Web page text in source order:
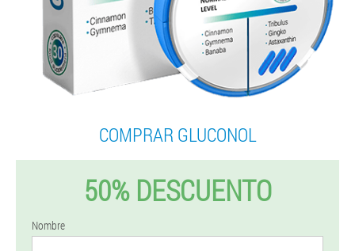
COMPRAR GLUCONOL
50% DESCUENTO
Nombre